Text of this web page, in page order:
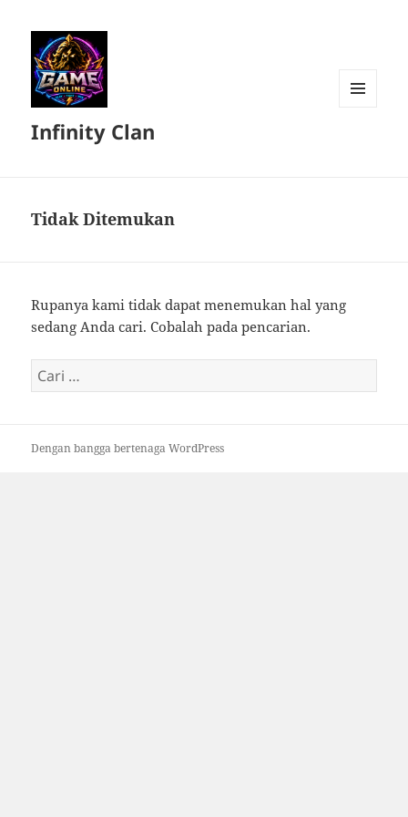
Infinity Clan
Tidak Ditemukan
Rupanya kami tidak dapat menemukan hal yang
sedang Anda cari. Cobalah pada pencarian.
Cari
untuk:
Dengan bangga bertenaga WordPress